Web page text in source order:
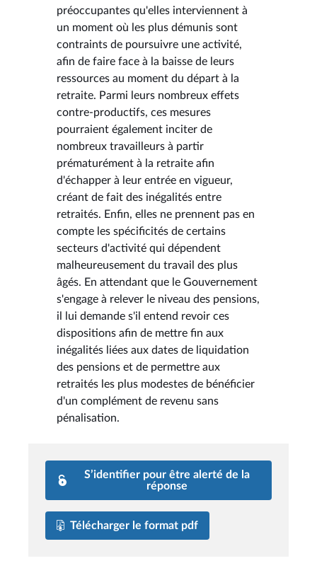
préoccupantes qu'elles interviennent à
un moment où les plus démunis sont
contraints de poursuivre une activité,
afin de faire face à la baisse de leurs
ressources au moment du départ à la
retraite. Parmi leurs nombreux effets
contre-productifs, ces mesures
pourraient également inciter de
nombreux travailleurs à partir
prématurément à la retraite afin
d'échapper à leur entrée en vigueur,
créant de fait des inégalités entre
retraités. Enfin, elles ne prennent pas en
compte les spécificités de certains
secteurs d'activité qui dépendent
malheureusement du travail des plus
âgés. En attendant que le Gouvernement
s'engage à relever le niveau des pensions,
il lui demande s'il entend revoir ces
dispositions afin de mettre fin aux
inégalités liées aux dates de liquidation
des pensions et de permettre aux
retraités les plus modestes de bénéficier
d'un complément de revenu sans
pénalisation.
S’identifier pour être alerté de la
réponse
Télécharger le format pdf